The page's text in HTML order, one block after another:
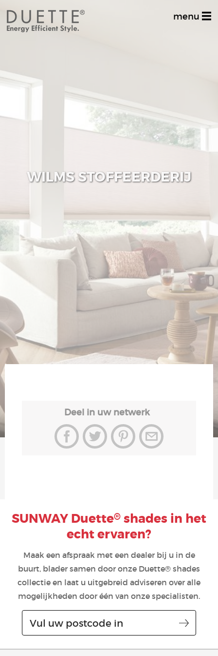
menu
WILMS STOFFEERDERIJ
Deel in uw netwerk
SUNWAY Duette® shades in het
echt ervaren?
Maak een afspraak met een dealer bij u in de
buurt, blader samen door onze Duette® shades
collectie en laat u uitgebreid adviseren over alle
mogelijkheden door één van onze specialisten.
Stel uw vraag
Inspiratiealbum
Multifunctioneel
Veiligheid
Contact